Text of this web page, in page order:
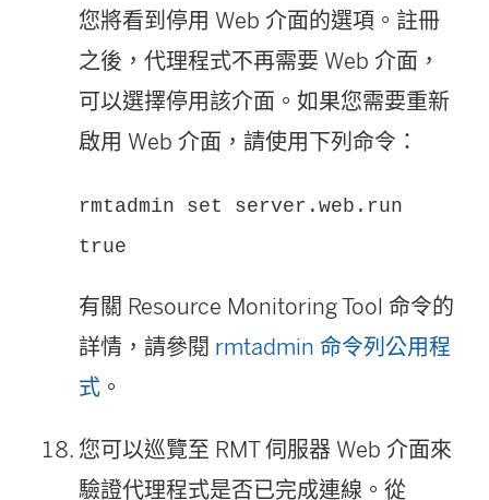
您將看到停用 Web 介面的選項。註冊
之後，代理程式不再需要 Web 介面，
可以選擇停用該介面。如果您需要重新
啟用 Web 介面，請使用下列命令：
rmtadmin set server.web.run
true
有關 Resource Monitoring Tool 命令的
詳情，請參閱 rmtadmin 命令列公用程
式 。
您可以巡覽至 RMT 伺服器 Web 介面來
驗證代理程式是否已完成連線。從